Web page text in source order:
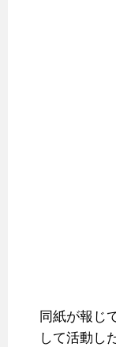
同紙が報じ
して活動し